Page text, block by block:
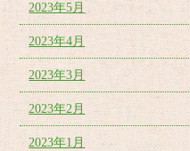
2023年5月
2023年4月
2023年3月
2023年2月
2023年1月